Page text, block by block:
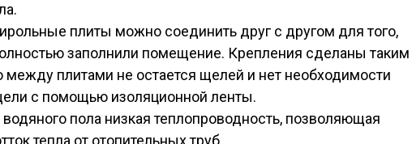
плиты можно соединить друг с другом для того,
заполнили помещение. Крепления сделаны таким
между плитами не остается щелей и нет необходимости
с помощью изоляционной ленты.
водяного пола низкая теплопроводность, позволяющая
тепла от отопительных труб.